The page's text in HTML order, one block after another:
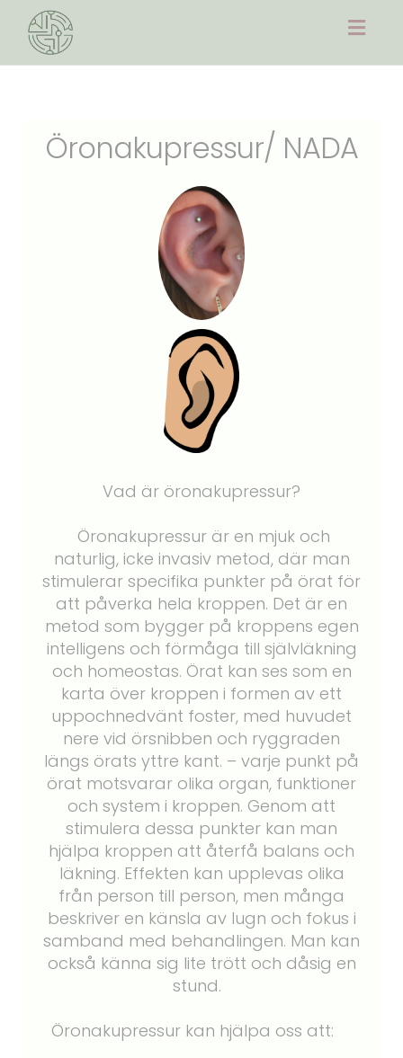
Öronakupressur/ NADA
Vad är öronakupressur?
Öronakupressur är en mjuk och
naturlig, icke invasiv metod, där man
stimulerar specifika punkter på örat för
att påverka hela kroppen. Det är en
metod som bygger på kroppens egen
intelligens och förmåga till självläkning
och homeostas. Örat kan ses som en
karta över kroppen i formen av ett
uppochnedvänt foster, med huvudet
nere vid örsnibben och ryggraden
längs örats yttre kant. – varje punkt på
örat motsvarar olika organ, funktioner
och system i kroppen. Genom att
stimulera dessa punkter kan man
hjälpa kroppen att återfå balans och
läkning. Effekten kan upplevas olika
från person till person, men många
beskriver en känsla av lugn och fokus i
samband med behandlingen. Man kan
också känna sig lite trött och dåsig en
stund.
Öronakupressur kan hjälpa oss att: